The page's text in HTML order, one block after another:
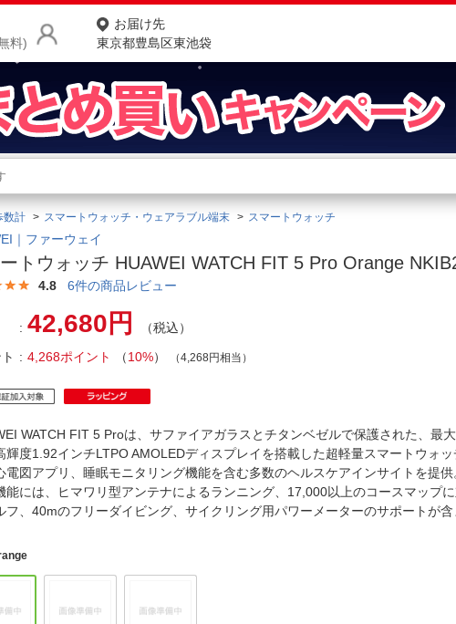
料)
お届け先
東京都豊島区東池袋
商品をさがす
ランキングからさがす
カテゴリ一覧からさがす
お客様サポート
ご利用規約
店舗サ
ネット取
店舗情報
IR情報
数計 スマートウォッチ・ウェアラブル端末 スマートウォッチ
｜ファーウェイ
トウォッチ HUAWEI WATCH FIT 5 Pro Orange
4.8 6件の商品レビュー
42,680円
（税込）
4,268ポイント （10%） （4,268円相当）
WATCH FIT 5 Proは、サファイアガラスとチタンベゼルで保護された、最
輝度1.92インチLTPO AMOLEDディスプレイを搭載した超軽量スマートウォッ
電図アプリ、睡眠モニタリング機能を含む多数のヘルスケアインサイトを提供
能には、ヒマワリ型アンテナによるランニング、17,000以上のコースマップ
フ、40mのフリーダイビング、サイクリング用パワーメーターのサポート